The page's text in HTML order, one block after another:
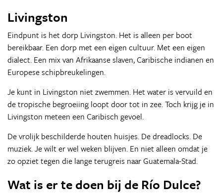
Livingston
Eindpunt is het dorp Livingston. Het is alleen per boot
bereikbaar. Een dorp met een eigen cultuur. Met een eigen
dialect. Een mix van Afrikaanse slaven, Caribische indianen en
Europese schipbreukelingen.
Je kunt in Livingston niet zwemmen. Het water is vervuild en
de tropische begroeiing loopt door tot in zee. Toch krijg je in
Livingston meteen een Caribisch gevoel.
De vrolijk beschilderde houten huisjes. De dreadlocks. De
muziek. Je wilt er wel weken blijven. En niet alleen omdat je
zo opziet tegen die lange terugreis naar Guatemala-Stad.
Wat is er te doen bij de Río Dulce?